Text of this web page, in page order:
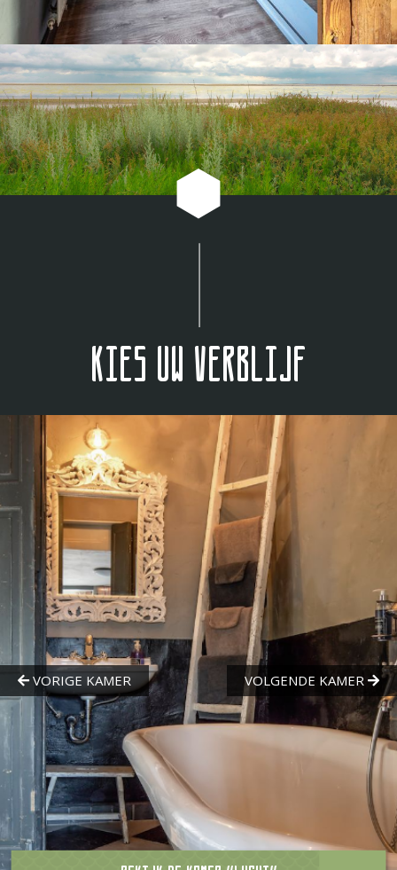
Kies uw verblijf